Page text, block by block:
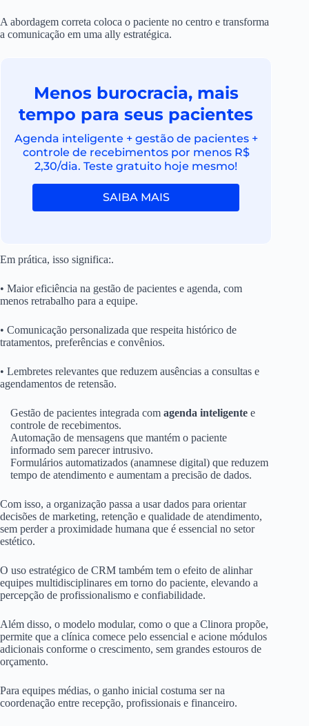
A abordagem correta coloca o paciente no centro e transforma
a comunicação em uma ally estratégica.
Menos burocracia, mais
tempo para seus pacientes
Agenda inteligente + gestão de pacientes +
controle de recebimentos por menos R$
2,30/dia. Teste gratuito hoje mesmo!
SAIBA MAIS
Em prática, isso significa:.
• Maior eficiência na gestão de pacientes e agenda, com
menos retrabalho para a equipe.
• Comunicação personalizada que respeita histórico de
tratamentos, preferências e convênios.
• Lembretes relevantes que reduzem ausências a consultas e
agendamentos de retensão.
Gestão de pacientes integrada com agenda inteligente e
controle de recebimentos.
Automação de mensagens que mantém o paciente
informado sem parecer intrusivo.
Formulários automatizados (anamnese digital) que reduzem
tempo de atendimento e aumentam a precisão de dados.
Com isso, a organização passa a usar dados para orientar
decisões de marketing, retenção e qualidade de atendimento,
sem perder a proximidade humana que é essencial no setor
estético.
O uso estratégico de CRM também tem o efeito de alinhar
equipes multidisciplinares em torno do paciente, elevando a
percepção de profissionalismo e confiabilidade.
Além disso, o modelo modular, como o que a Clinora propõe,
permite que a clínica comece pelo essencial e acione módulos
adicionais conforme o crescimento, sem grandes estouros de
orçamento.
Para equipes médias, o ganho inicial costuma ser na
coordenação entre recepção, profissionais e financeiro.